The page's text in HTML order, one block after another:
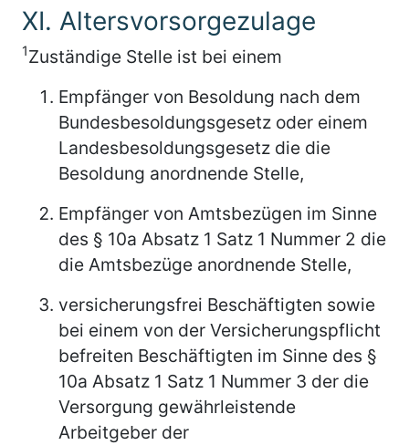
XI. Altersvorsorgezulage
1Zuständige Stelle ist bei einem
Empfänger von Besoldung nach dem
Bundesbesoldungsgesetz oder einem
Landesbesoldungsgesetz die die
Besoldung anordnende Stelle,
Empfänger von Amtsbezügen im Sinne
des § 10a Absatz 1 Satz 1 Nummer 2 die
die Amtsbezüge anordnende Stelle,
versicherungsfrei Beschäftigten sowie
bei einem von der Versicherungspflicht
befreiten Beschäftigten im Sinne des §
10a Absatz 1 Satz 1 Nummer 3 der die
Versorgung gewährleistende
Arbeitgeber der